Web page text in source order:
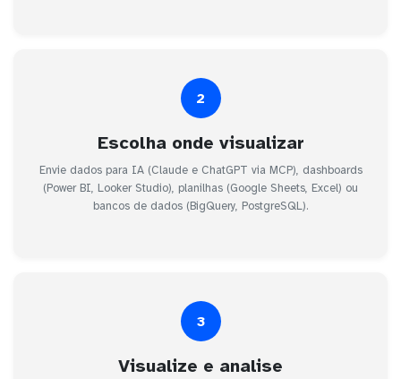
2
Escolha onde visualizar
Envie dados para IA (Claude e ChatGPT via MCP), dashboards
(Power BI, Looker Studio), planilhas (Google Sheets, Excel) ou
bancos de dados (BigQuery, PostgreSQL).
3
Visualize e analise